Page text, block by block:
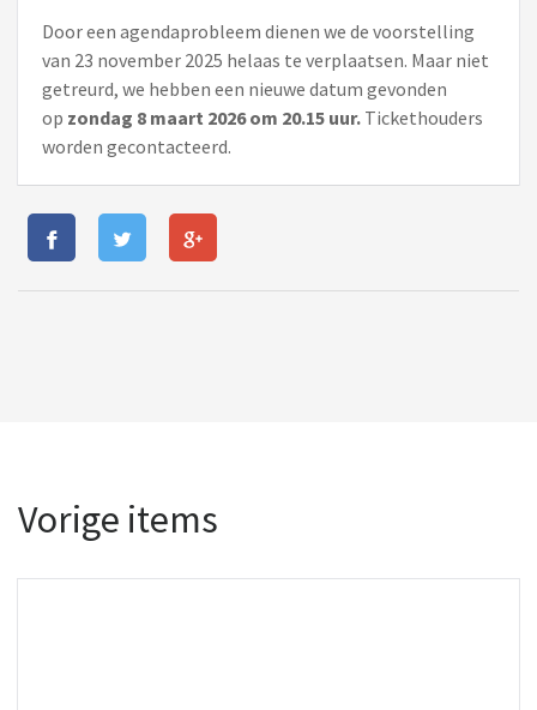
Door een agendaprobleem dienen we de voorstelling
van 23 november 2025 helaas te verplaatsen. Maar niet
getreurd, we hebben een nieuwe datum gevonden
op zondag 8 maart 2026 om 20.15 uur. Tickethouders
worden gecontacteerd.
Vorige items